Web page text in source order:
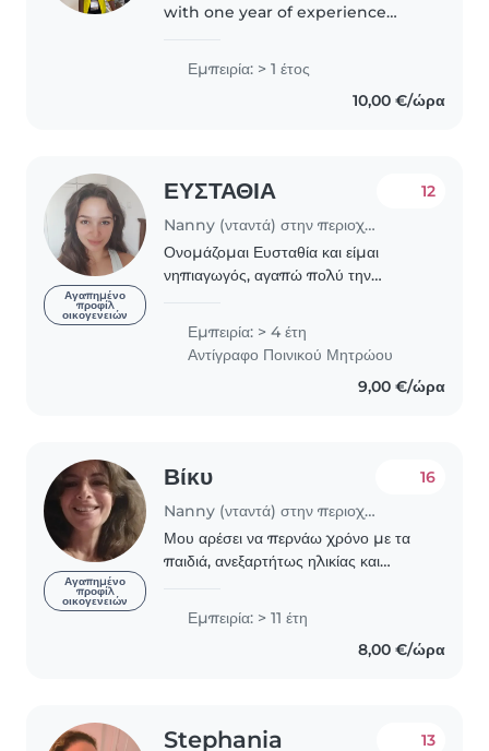
with one year of experience
drawing, and reading, and I'm
happy to help with homework
Εμπειρία: > 1 έτος
10,00 €/ώρα
Αγαπημένο
προφίλ
οικογενειών
ΕΥΣΤΑΘΙΑ
Nanny (νταντά) στην περιοχή Αθήνα
12
Ονομάζομαι Ευσταθία και είμαι
νηπιαγωγός, αγαπώ πολύ την
δημιουργήσουμε να παίξουμε και να
εξελιχθούμε με τους μικρούς..
Εμπειρία: > 4 έτη
Αντίγραφο Ποινικού Μητρώου
9,00 €/ώρα
Αγαπημένο
προφίλ
οικογενειών
Βίκυ
Nanny (νταντά) στην περιοχή Αθήνα
16
Μου αρέσει να περνάω χρόνο με τα
παιδιά, ανεξαρτήτως ηλικίας και
αλλα και ποσο δύσκολο μερικές
Εμπειρία: > 11 έτη
8,00 €/ώρα
Stephania 13